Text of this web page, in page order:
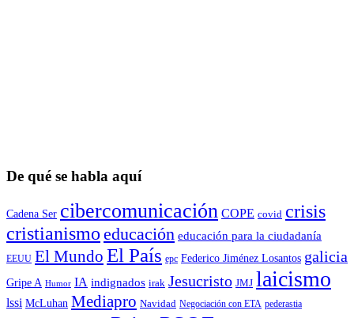
De qué se habla aquí
Cadena Ser cibercomunicación COPE covid crisis
cristianismo educación educación para la ciudadaní­a
EEUU El Mundo El País epc Federico Jiménez Losantos galicia
Gripe A Humor IA indignados irak Jesucristo JMJ laicismo
lssi McLuhan Mediapro Navidad Negociación con ETA pederastia